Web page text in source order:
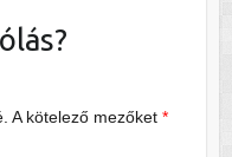
A kötelező mezőket *